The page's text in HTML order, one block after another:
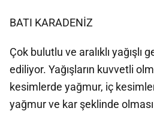
BATI KARADENİZ
Çok bulutlu ve aralıklı yağışlı
ediliyor. Yağışların kuvvetli
kesimlerde yağmur, iç
yağmur ve kar şeklinde